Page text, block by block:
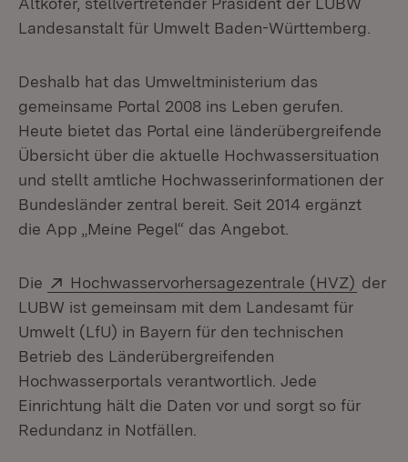
Landesanstalt für Umwelt Baden-Württemberg.
Deshalb hat das Umweltministerium das
gemeinsame Portal 2008 ins Leben gerufen.
Heute bietet das Portal eine länderübergreifende
Übersicht über die aktuelle Hochwassersituation
und stellt amtliche Hochwasserinformationen der
Bundesländer zentral bereit. Seit 2014 ergänzt
die App „Meine Pegel“ das Angebot.
Die Extern:
Hochwasservorhersagezentrale (HVZ) der
LUBW ist gemeinsam mit dem Landesamt für
Umwelt (LfU) in Bayern für den technischen
Betrieb des Länderübergreifenden
Hochwasserportals verantwortlich. Jede
Einrichtung hält die Daten vor und sorgt so für
Redundanz in Notfällen.